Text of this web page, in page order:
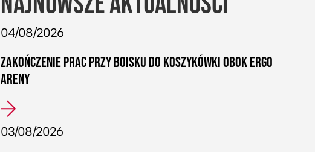
04/08/2026
ZAKOŃCZENIE PRAC PRZY BOISKU DO KOSZYKÓWKI OBOK ERGO
ARENY
03/08/2026